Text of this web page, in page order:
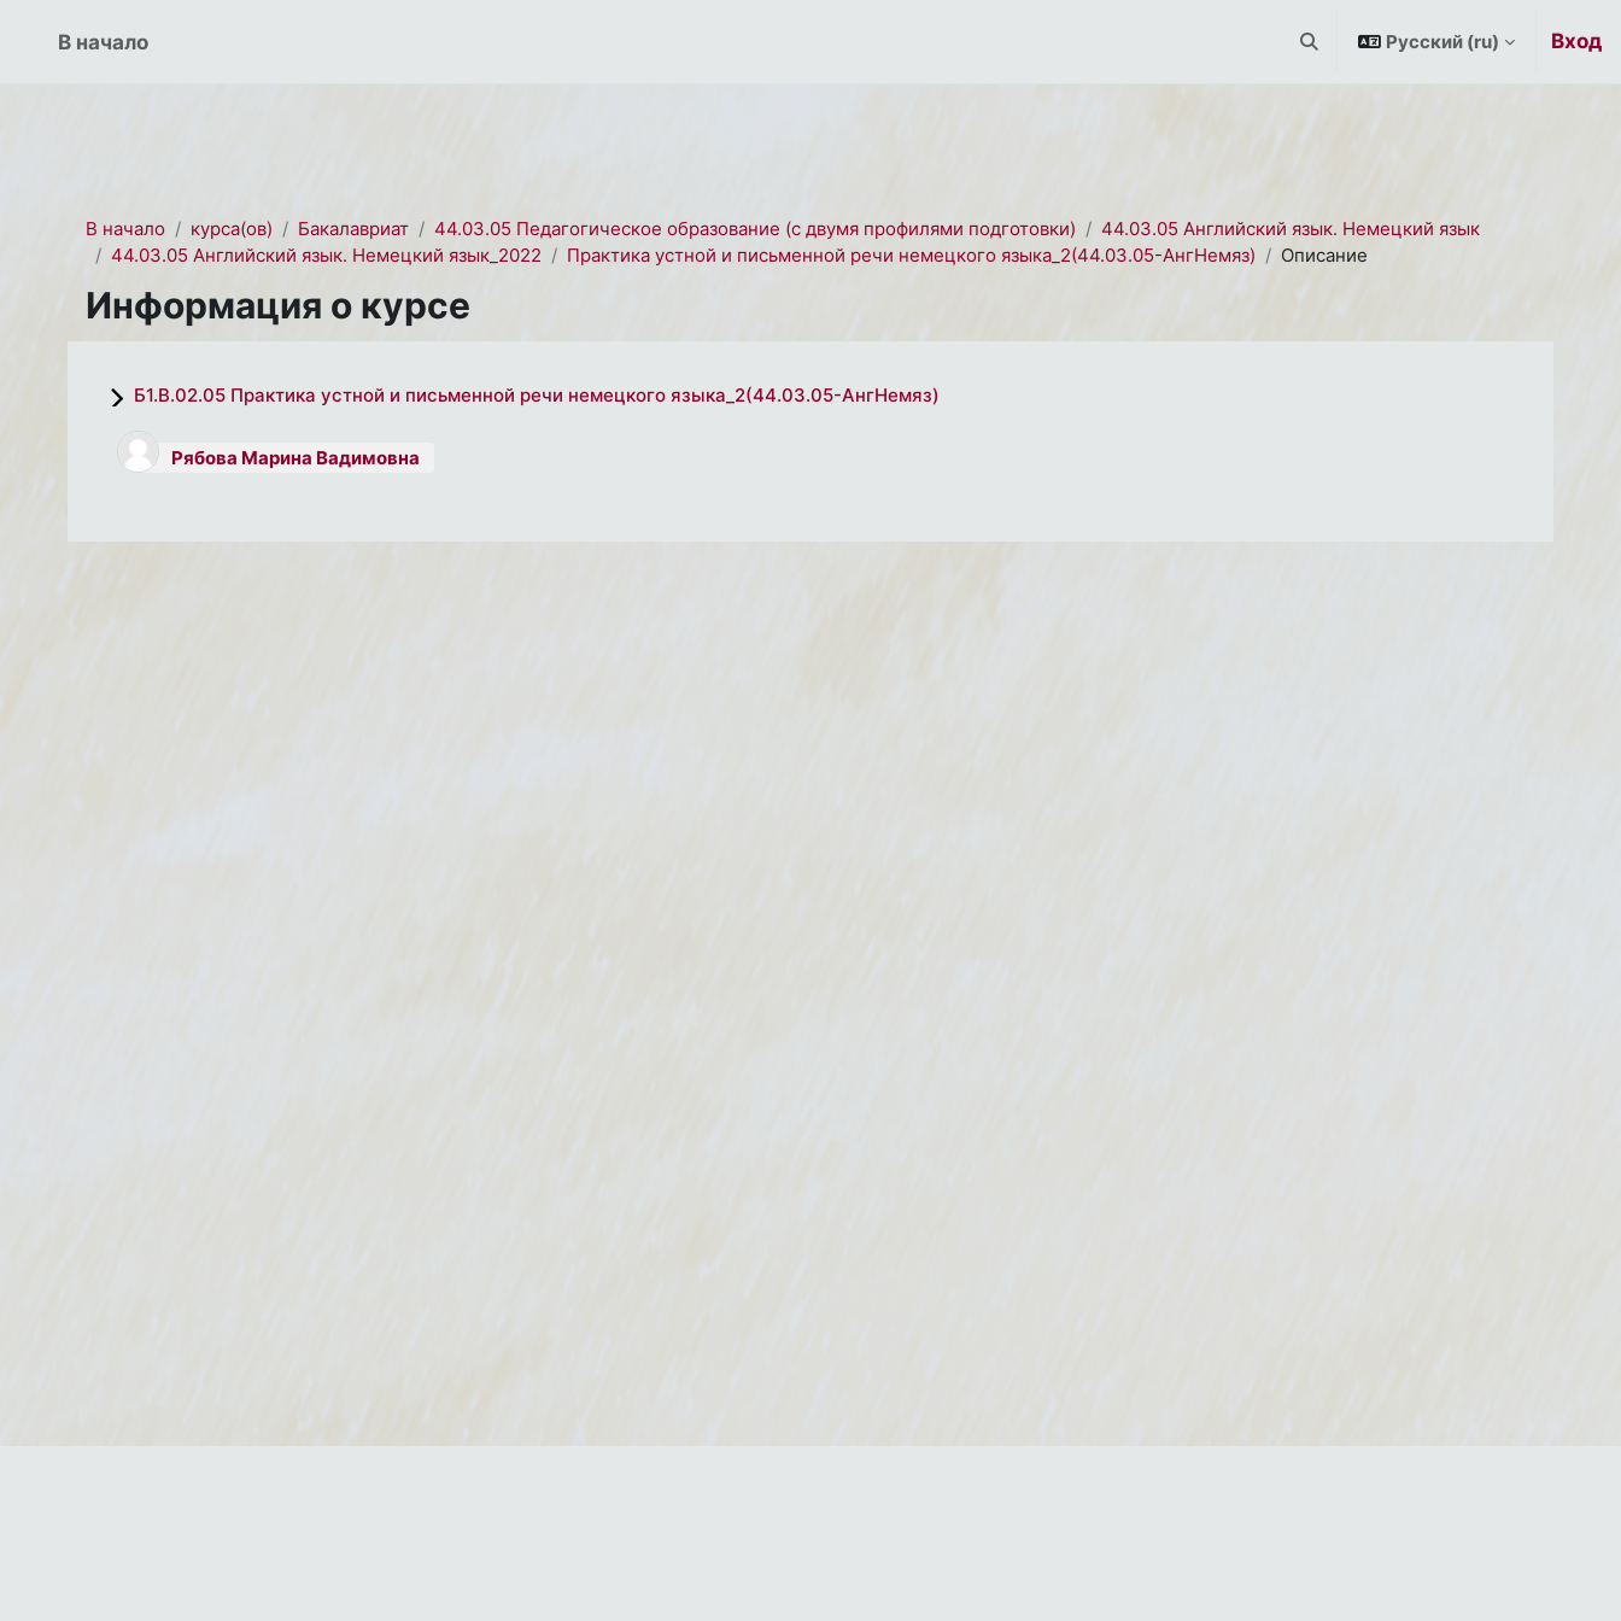
СЭО 2.0
В начало Изменить данные поисковой
Русский ‎(ru)‎ Вход
В начало курса(ов) Бакалавриат 44.03.05 Педагогическое образование (с двумя профилями подготовки)
44.03.05 Английский язык. Немецкий язык
44.03.05 Английский язык. Немецкий язык_2022
Практика устной и письменной речи немецкого языка_2(44.03.05-АнгНемяз) Описание
Информация о курсе
Б1.В.02.05 Практика устной и письменной речи немецкого языка_2(44.03.05-АнгНемяз)
Рябова Марина Вадимовна